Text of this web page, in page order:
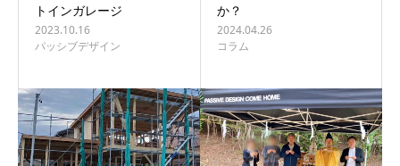
トインガレージ
2023.10.16
パッシブデザイン
か？
2024.04.26
コラム